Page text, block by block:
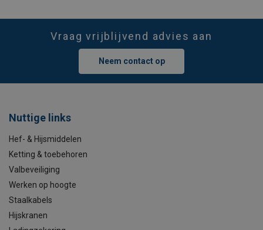
Vraag vrijblijvend advies aan
Neem contact op
Nuttige links
Hef- & Hijsmiddelen
Ketting & toebehoren
Valbeveiliging
Werken op hoogte
Staalkabels
Hijskranen